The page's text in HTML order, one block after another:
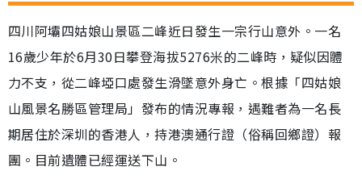
四川阿壩四姑娘山景區二峰近日發生一宗行山意外。一名
16歲少年於6月30日攀登海拔5276米的二峰時，疑似因體
力不支，從二峰埡口處發生滑墜意外身亡。根據「四姑娘
山風景名勝區管理局」發布的情況專報，遇難者為一名長
期居住於深圳的香港人，持港澳通行證（俗稱回鄉證）報
團。目前遺體已經運送下山。